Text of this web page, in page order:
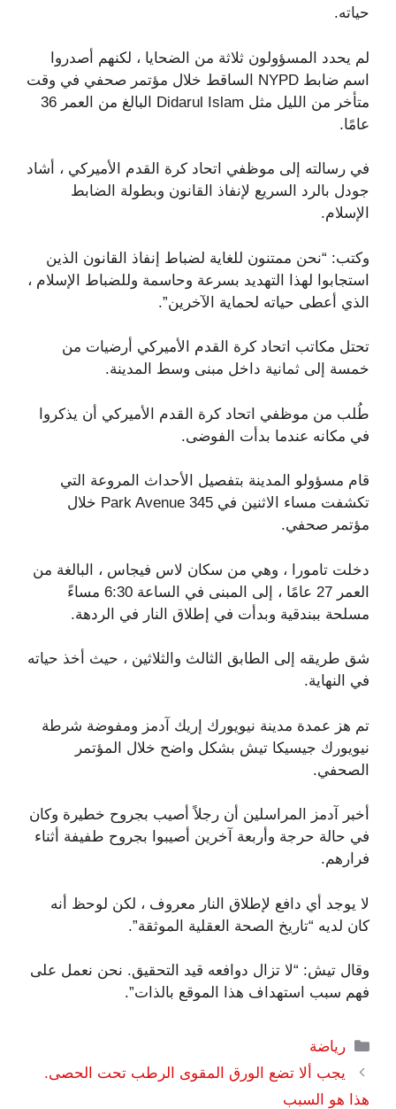
حياته.
لم يحدد المسؤولون ثلاثة من الضحايا ، لكنهم أصدروا
اسم ضابط NYPD الساقط خلال مؤتمر صحفي في وقت
متأخر من الليل مثل Didarul Islam البالغ من العمر 36
عامًا.
في رسالته إلى موظفي اتحاد كرة القدم الأميركي ، أشاد
جودل بالرد السريع لإنفاذ القانون وبطولة الضابط
الإسلام.
وكتب: “نحن ممتنون للغاية لضباط إنفاذ القانون الذين
استجابوا لهذا التهديد بسرعة وحاسمة وللضباط الإسلام ،
الذي أعطى حياته لحماية الآخرين”.
تحتل مكاتب اتحاد كرة القدم الأميركي أرضيات من
خمسة إلى ثمانية داخل مبنى وسط المدينة.
طُلب من موظفي اتحاد كرة القدم الأميركي أن يذكروا
في مكانه عندما بدأت الفوضى.
قام مسؤولو المدينة بتفصيل الأحداث المروعة التي
تكشفت مساء الاثنين في 345 Park Avenue خلال
مؤتمر صحفي.
دخلت تامورا ، وهي من سكان لاس فيجاس ، البالغة من
العمر 27 عامًا ، إلى المبنى في الساعة 6:30 مساءً
مسلحة ببندقية وبدأت في إطلاق النار في الردهة.
شق طريقه إلى الطابق الثالث والثلاثين ، حيث أخذ حياته
في النهاية.
تم هز عمدة مدينة نيويورك إريك آدمز ومفوضة شرطة
نيويورك جيسيكا تيش بشكل واضح خلال المؤتمر
الصحفي.
أخبر آدمز المراسلين أن رجلاً أصيب بجروح خطيرة وكان
في حالة حرجة وأربعة آخرين أصيبوا بجروح طفيفة أثناء
فرارهم.
لا يوجد أي دافع لإطلاق النار معروف ، لكن لوحظ أنه
كان لديه “تاريخ الصحة العقلية الموثقة”.
وقال تيش: “لا تزال دوافعه قيد التحقيق. نحن نعمل على
فهم سبب استهداف هذا الموقع بالذات”.
التصنيفات
رياضة
يجب ألا تضع الورق المقوى الرطب تحت الحصى.
هذا هو السبب